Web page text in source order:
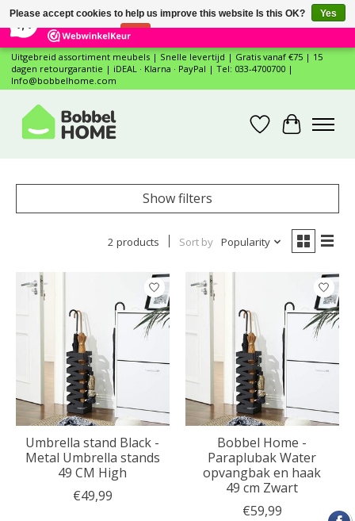
12 Reviews ×
Uitgebreid assortiment meubels | Snelle levertijd | Gratis vanaf €75 | 15
dagen retourgarantie | iDEAL · Klarna · PayPal | Tel: 033-4700700 |
Info@bobbelhome.com
WishlistCart
Show filters
2 products Sort by Popularity
Umbrella stand Black -
Metal Umbrella stands
49 CM High
€49,99
Bobbel Home -
Paraplubak Water
opvangbak en haak
49 cm Zwart
€59,99
Please accept cookies to help us improve this website Is this OK?
Yes
No